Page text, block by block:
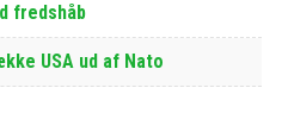
fredshåb
USA ud af Nato